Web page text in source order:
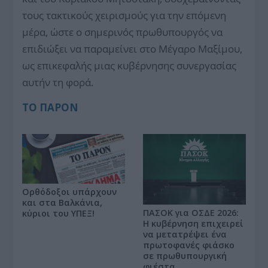
τους τακτικούς χειρισμούς για την επόμενη
μέρα, ώστε ο σημερινός πρωθυπουργός να
επιδιώξει να παραμείνει στο Μέγαρο Μαξίμου,
ως επικεφαλής μιας κυβέρνησης συνεργασίας
αυτήν τη φορά.
ΤΟ ΠΑΡΟΝ
Ορθόδοξοι υπάρχουν
και στα Βαλκάνια,
κύριοι του ΥΠΕΞ!
ΠΑΣΟΚ για ΟΣΔΕ 2026:
Η κυβέρνηση επιχειρεί
να μετατρέψει ένα
πρωτοφανές φιάσκο
σε πρωθυπουργική